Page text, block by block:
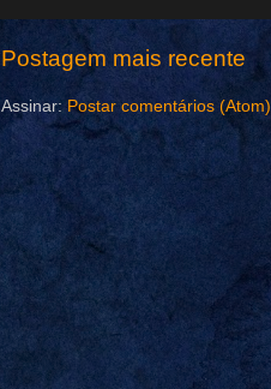
Postagem mais recente
Assinar: Postar comentários (Atom)